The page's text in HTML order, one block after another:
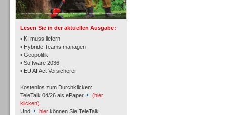
Lesen Sie in der aktuellen Ausgabe:
• KI muss liefern
• Hybride Teams managen
• Geopolitik
• Software 2036
• EU AI Act Versicherer
Kostenlos zum Durchklicken:
TeleTalk 04/26 als ePaper
(hier
klicken)
Und
hier können Sie TeleTalk
Personal